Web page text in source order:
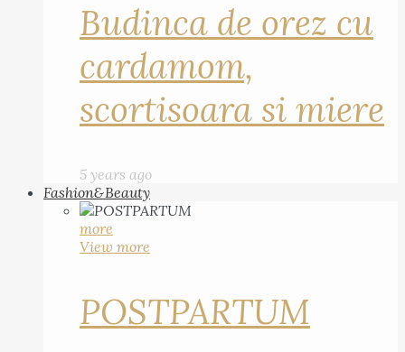
Budinca de orez cu
cardamom,
scortisoara si miere
5 years ago
Fashion&Beauty
more
View more
POSTPARTUM